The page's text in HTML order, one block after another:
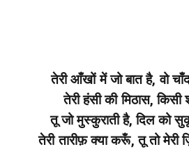
तेरी आँखों में जो बात है, वो
तेरी हंसी की मिठास,
तू जो मुस्कुराती है, दिल को
तेरी तारीफ़ क्या करूँ, तू तो मेरी